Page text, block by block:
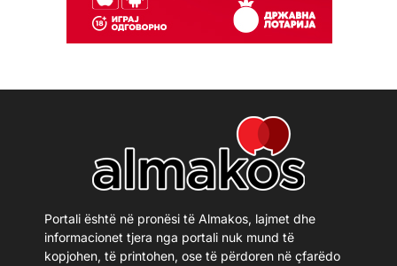
Portali është në pronësi të Almakos, lajmet dhe
informacionet tjera nga portali nuk mund të
kopjohen, të printohen, ose të përdoren në çfarëdo